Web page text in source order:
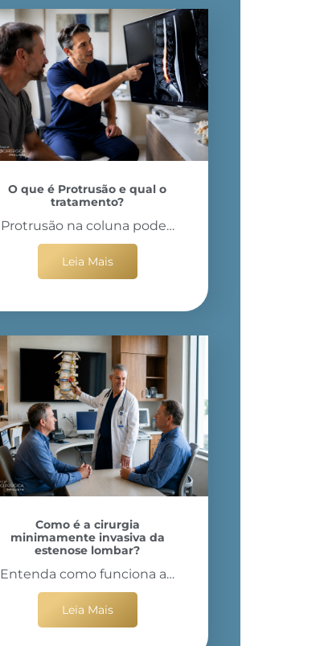
O que é Protrusão e qual o
tratamento?
Protrusão na coluna pode…
Leia Mais
Como é a cirurgia
minimamente invasiva da
estenose lombar?
Entenda como funciona a…
Leia Mais